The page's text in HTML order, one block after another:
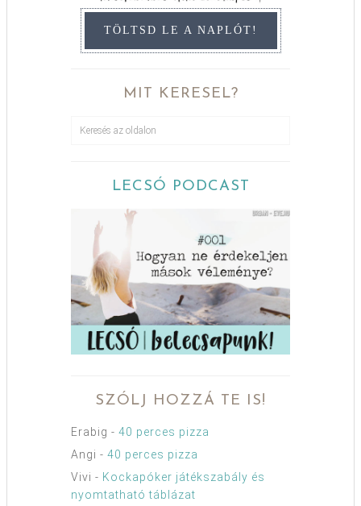
TÖLTSD LE A NAPLÓT!
MIT KERESEL?
LECSÓ PODCAST
SZÓLJ HOZZÁ TE IS!
Erabig - 40 perces pizza
Angi - 40 perces pizza
Vivi - Kockapóker játékszabály és
nyomtatható táblázat